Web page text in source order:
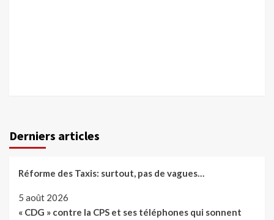
Derniers articles
Réforme des Taxis: surtout, pas de vagues…
5 août 2026
« CDG » contre la CPS et ses téléphones qui sonnent